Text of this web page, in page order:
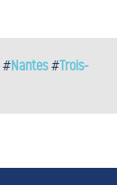
#Nantes#Trois-